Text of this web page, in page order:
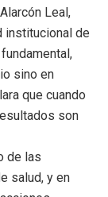
Leal,
institucional de
sino en
que cuando
son
de las
salud, y en